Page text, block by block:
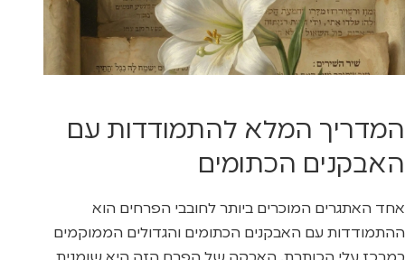
המדריך המלא להתמודדות עם
האבקנים הכתומים
אחד האתגרים המוכרים ביותר לחובבי הפרחים הוא
ההתמודדות עם האבקנים הכתומים והגדולים הממוקמים